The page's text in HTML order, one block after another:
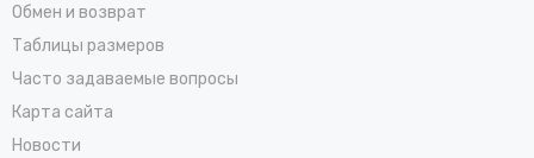
Обмен и возврат
Таблицы размеров
Часто задаваемые вопросы
Карта сайта
Новости